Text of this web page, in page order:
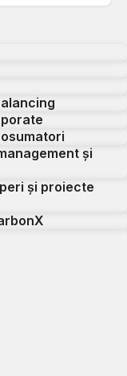
și
și proiecte